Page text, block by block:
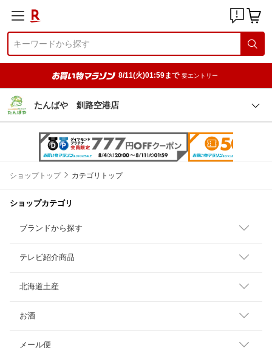
8/11(火)01:59まで 要エントリー
たんばや 釧路空港店
ショップトップ カテゴリトップ
ショップカテゴリ
ブランドから探す
テレビ紹介商品
北海道土産
お酒
メール便